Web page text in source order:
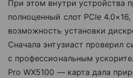
При этом внутри устройства
полноценный слот PCIe
возможность установки
Сначала энтузиаст проверил
с профессиональным
Pro WX5100 — карта дала